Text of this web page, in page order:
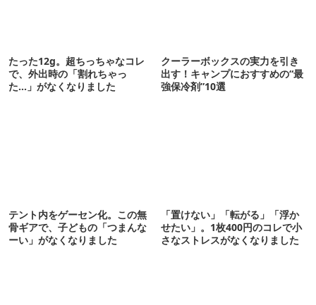
たった12g。超ちっちゃなコレ
で、外出時の「割れちゃっ
た…」がなくなりました
クーラーボックスの実力を引き
出す！キャンプにおすすめの“最
強保冷剤”10選
テント内をゲーセン化。この無
骨ギアで、子どもの「つまんな
ーい」がなくなりました
「置けない」「転がる」「浮か
せたい」。1枚400円のコレで小
さなストレスがなくなりました